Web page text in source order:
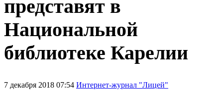
представят в
Национальной
библиотеке Карелии
7 декабря 2018 07:54 Интернет-журнал "Лицей"